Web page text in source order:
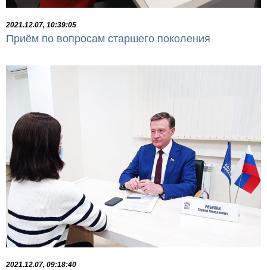
2021.12.07, 10:39:05
Приём по вопросам старшего поколения
2021.12.07, 09:18:40